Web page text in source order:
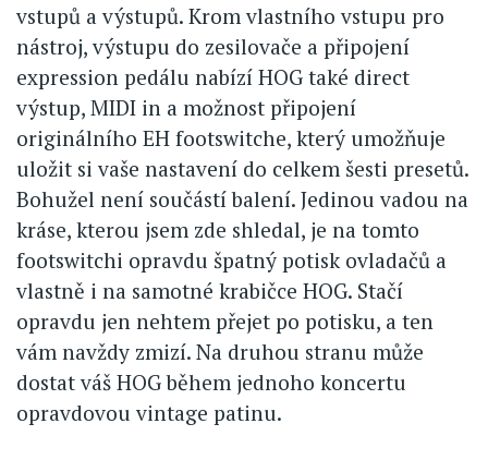
vstupů a výstupů. Krom vlastního vstupu pro
nástroj, výstupu do zesilovače a připojení
expression pedálu nabízí HOG také direct
výstup, MIDI in a možnost připojení
originálního EH footswitche, který umožňuje
uložit si vaše nastavení do celkem šesti presetů.
Bohužel není součástí balení. Jedinou vadou na
kráse, kterou jsem zde shledal, je na tomto
footswitchi opravdu špatný potisk ovladačů a
vlastně i na samotné krabičce HOG. Stačí
opravdu jen nehtem přejet po potisku, a ten
vám navždy zmizí. Na druhou stranu může
dostat váš HOG během jednoho koncertu
opravdovou vintage patinu.